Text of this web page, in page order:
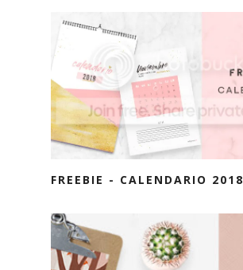
FREEBIE - CALENDARIO 2018